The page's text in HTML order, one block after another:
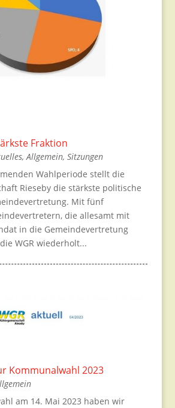
Fraktion
,Allgemein,Sitzungen
Wahlperiode stellt die
Rieseby die stärkste politische
Mit fünf
die allesamt mit
in die Gemeindevertretung
WGR wiederholt...
Kommunalwahl 2023
am 14. Mai 2023 haben wir